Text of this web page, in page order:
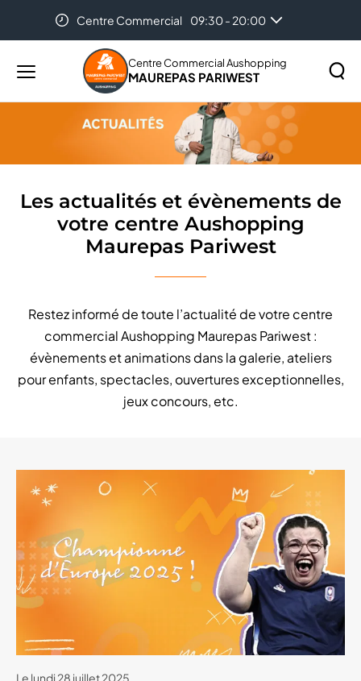
Centre Commercial 09:30 - 20:00
Menu
principal
Centre Commercial Aushopping
MAUREPAS PARIWEST
site
Les actualités et évènements de votre centre
Aushopping Maurepas Pariwest
Les actualités et évènements de
votre centre Aushopping
Maurepas Pariwest
Restez informé de toute l’actualité de votre centre
commercial Aushopping Maurepas Pariwest :
évènements et animations dans la galerie, ateliers
pour enfants, spectacles, ouvertures exceptionnelles,
jeux concours, etc.
Le lundi 28 juillet 2025